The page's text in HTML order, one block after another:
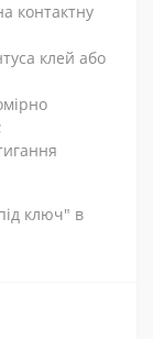
контактну
клей або
ключ" в